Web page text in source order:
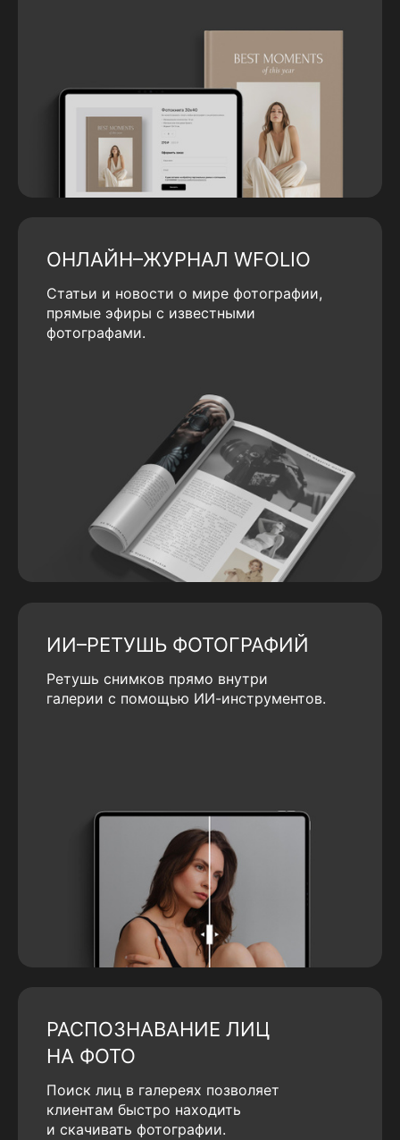
ОНЛАЙН–ЖУРНАЛ WFOLIO
Статьи и новости о мире фотографии,
прямые эфиры с известными
фотографами.
ИИ–РЕТУШЬ ФОТОГРАФИЙ
Ретушь снимков прямо внутри
галерии с помощью ИИ-инструментов.
РАСПОЗНАВАНИЕ ЛИЦ
НА ФОТО
Поиск лиц в галереях позволяет
клиентам быстро находить
и скачивать фотографии.